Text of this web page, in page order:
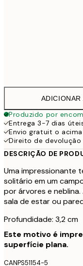
Produzido por
Entrega 3-7 dias
Envio gratuit o
Direito de
DESCRIÇÃO DE
Uma impressionante
solitário em um
por árvores e
sala de estar ou
Profundidade: 3,2 cm
Este motivo é
superfície plana.
CANPS51154-5